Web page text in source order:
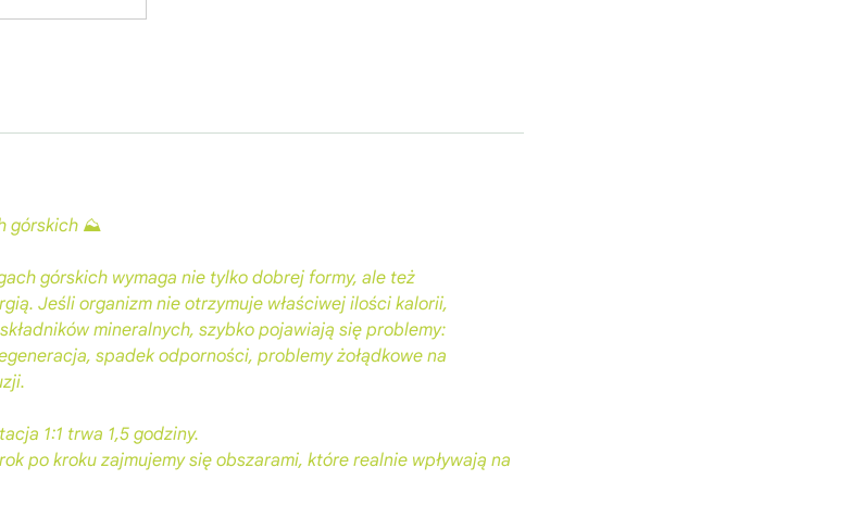
górskich ⛰️
górskich wymaga nie tylko dobrej formy, ale też
Jeśli organizm nie otrzymuje właściwej ilości kalorii,
mineralnych, szybko pojawiają się problemy:
spadek odporności, problemy żołądkowe na
1:1 trwa 1,5 godziny.
po kroku zajmujemy się obszarami, które realnie wpływają na